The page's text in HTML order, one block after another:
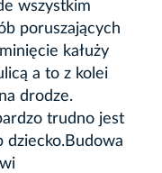
wszystkim
poruszających
kałuży
a to z kolei
drodze.
trudno jest
dziecko.Budowa